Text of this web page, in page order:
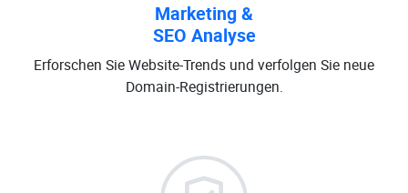
Marketing &
SEO Analyse
Erforschen Sie Website-Trends und verfolgen Sie neue
Domain-Registrierungen.